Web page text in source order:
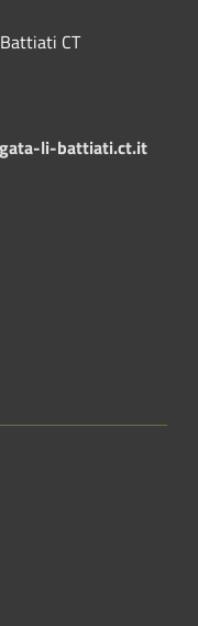
CT
li-battiati.ct.it